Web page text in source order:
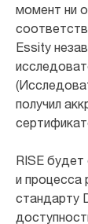
момент ни
Essity
получил
RISE
и процесса
стандарту